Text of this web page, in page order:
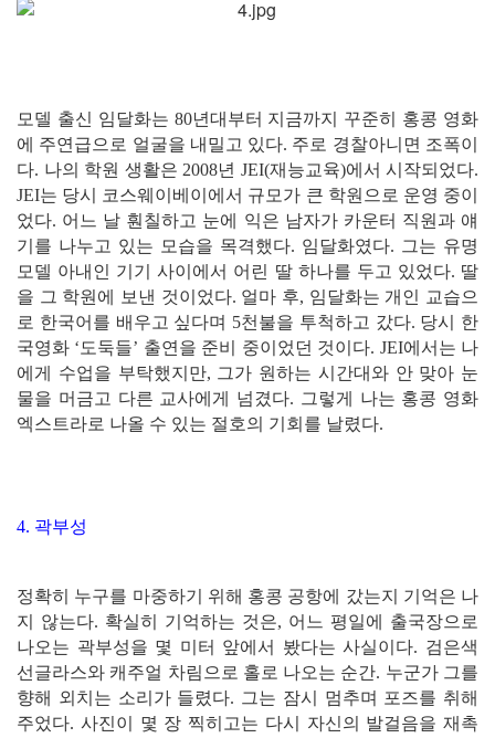
모델 출신 임달화는 80년대부터 지금까지 꾸준히 홍콩 영화
에 주연급으로 얼굴을 내밀고 있다. 주로 경찰아니면 조폭이
다. 나의 학원 생활은 2008년 JEI(재능교육)에서 시작되었다.
JEI는 당시 코스웨이베이에서 규모가 큰 학원으로 운영 중이
었다. 어느 날 훤칠하고 눈에 익은 남자가 카운터 직원과 얘
기를 나누고 있는 모습을 목격했다. 임달화였다. 그는 유명
모델 아내인 기기 사이에서 어린 딸 하나를 두고 있었다. 딸
을 그 학원에 보낸 것이었다. 얼마 후, 임달화는 개인 교습으
로 한국어를 배우고 싶다며 5천불을 투척하고 갔다. 당시 한
국영화 ‘도둑들’ 출연을 준비 중이었던 것이다. JEI에서는 나
에게 수업을 부탁했지만, 그가 원하는 시간대와 안 맞아 눈
물을 머금고 다른 교사에게 넘겼다. 그렇게 나는 홍콩 영화
엑스트라로 나올 수 있는 절호의 기회를 날렸다.
4. 곽부성
정확히 누구를 마중하기 위해 홍콩 공항에 갔는지 기억은 나
지 않는다. 확실히 기억하는 것은, 어느 평일에 출국장으로
나오는 곽부성을 몇 미터 앞에서 봤다는 사실이다. 검은색
선글라스와 캐주얼 차림으로 홀로 나오는 순간. 누군가 그를
향해 외치는 소리가 들렸다. 그는 잠시 멈추며 포즈를 취해
주었다. 사진이 몇 장 찍히고는 다시 자신의 발걸음을 재촉